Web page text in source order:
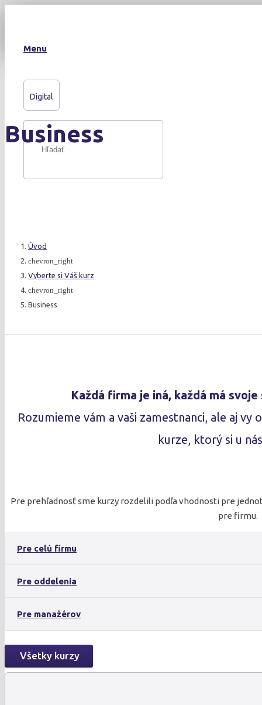
Menu
Digital
Business
Úvod
chevron_right
Vyberte si Váš kurz
chevron_right
Business
Každá firma je iná, každá má
Rozumieme vám a vaši zamestnanci, ale aj
kurze, ktorý si u
Pre prehľadnosť sme kurzy rozdelili podľa vhodnosti pre
pre firmu.
Pre celú firmu
Pre oddelenia
Pre manažérov
Všetky kurzy